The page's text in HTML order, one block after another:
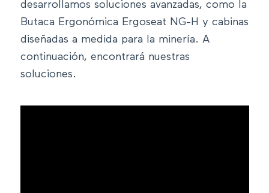
desarrollamos soluciones avanzadas, como la
Butaca Ergonómica Ergoseat NG-H y cabinas
diseñadas a medida para la minería. A
continuación, encontrará nuestras
soluciones.